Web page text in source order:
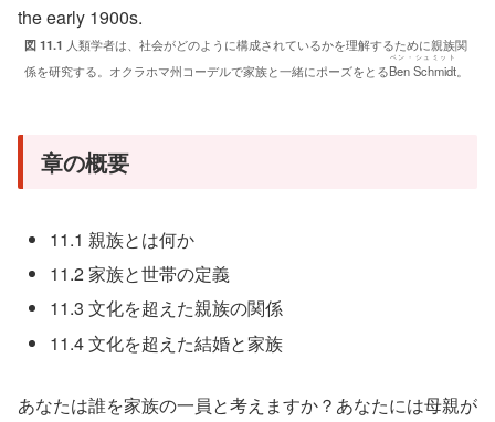
図 11.1 人類学者は、社会がどのように構成されているかを理解するために親族関
係を研究する。オクラホマ州コーデルで家族と一緒にポーズをとるBen Schmidt
ベン・シュミット
章の概要
11.1 親族とは何か
11.2 家族と世帯の定義
11.3 文化を超えた親族の関係
11.4 文化を超えた結婚と家族
あなたは誰を家族の一員と考えますか？あなたには母親が